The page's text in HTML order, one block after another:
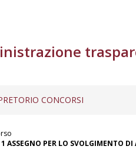
CONCORSI
ASSEGNO PER LO